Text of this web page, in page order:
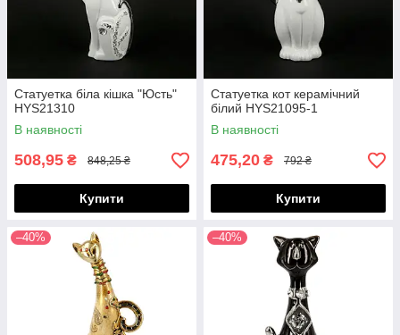
Статуетка біла кішка "Юсть"
HYS21310
В наявності
508,95 ₴ 848,25 ₴
Купити
Статуетка кот керамічний
білий HYS21095-1
В наявності
475,20 ₴ 792 ₴
Купити
–40% –40%